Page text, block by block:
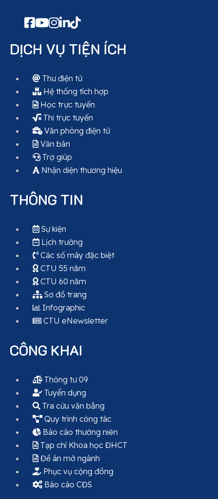
DỊCH VỤ TIỆN ÍCH
Thư điện tử
Hệ thống tích hợp
Học trực tuyến
Thi trực tuyến
Văn phòng điện tử
Văn bản
Trợ giúp
Nhận diện thương hiệu
THÔNG TIN
Sự kiện
Lịch trường
Các số máy đặc biệt
CTU 55 năm
CTU 60 năm
Sơ đồ trang
Infographic
CTU eNewsletter
CÔNG KHAI
Thông tư 09
Tuyển dụng
Tra cứu văn bằng
Quy trình công tác
Báo cáo thường niên
Tạp chí Khoa học ĐHCT
Đề án mở ngành
Phục vụ cộng đồng
Báo cáo CĐS